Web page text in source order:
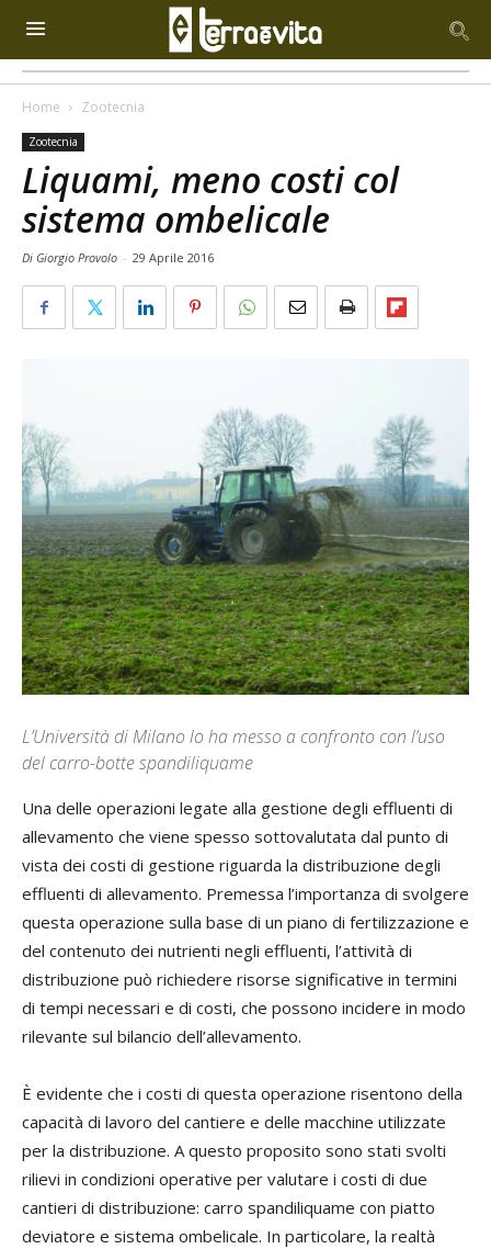
Home Zootecnia
Zootecnia
Liquami, meno costi col
sistema ombelicale
Di Giorgio Provolo - 29 Aprile 2016
L’Università di Milano lo ha messo a confronto con l’uso
del carro-botte spandiliquame
Una delle operazioni legate alla gestione degli effluenti di
allevamento che viene spesso sottovalutata dal punto di
vista dei costi di gestione riguarda la distribuzione degli
effluenti di allevamento. Premessa l’importanza di svolgere
questa operazione sulla base di un piano di fertilizzazione e
del contenuto dei nutrienti negli effluenti, l’attività di
distribuzione può richiedere risorse significative in termini
di tempi necessari e di costi, che possono incidere in modo
rilevante sul bilancio dell’allevamento.
È evidente che i costi di questa operazione risentono della
capacità di lavoro del cantiere e delle macchine utilizzate
per la distribuzione. A questo proposito sono stati svolti
rilievi in condizioni operative per valutare i costi di due
cantieri di distribuzione: carro spandiliquame con piatto
deviatore e sistema ombelicale. In particolare, la realtà